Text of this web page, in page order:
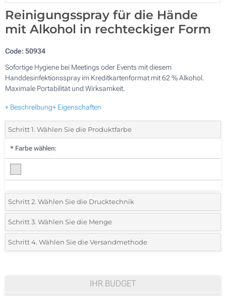
Reinigungsspray für die Hände
mit Alkohol in rechteckiger Form
Code:50934
Sofortige Hygiene bei Meetings oder Events mit diesem
Handdesinfektionsspray im Kreditkartenformat mit 62 % Alkohol.
Maximale Portabilität und Wirksamkeit.
+ Beschreibung+ Eigenschaften
Schritt 1. Wählen Sie die Produktfarbe
* Farbe wählen:
Schritt 2. Wählen Sie die Drucktechnik
*Wählen Sie die Druck- und Farbtechniken für Ihr Logo:
1 Farbig (Auf einer Seite)
3 Farbig (Auf einer Seite)
Schritt 3. Wählen Sie die Menge
*Bitte wählen Sie Ihre gewünschte Menge
Schritt 4. Wählen Sie die Versandmethode
IHR BUDGET